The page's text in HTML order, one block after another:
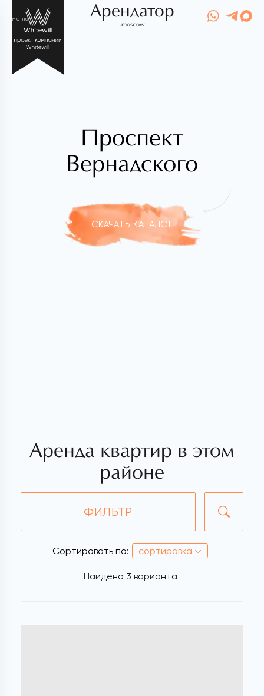
меню Арендатор
.moscow
Проспект
Вернадского
СКАЧАТЬ КАТАЛОГ
Аренда квартир в этом
районе
ФИЛЬТР
Найдено 3 варианта
Сортировать по: сортировка